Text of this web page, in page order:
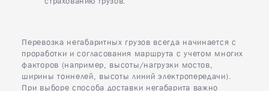
Перевозка негабаритных грузов всегда начинается с
проработки и согласования маршрута с учетом многих
факторов (например, высоты/нагрузки мостов,
ширины тоннелей, высоты линий электропередачи).
При выборе способа доставки негабарита важно